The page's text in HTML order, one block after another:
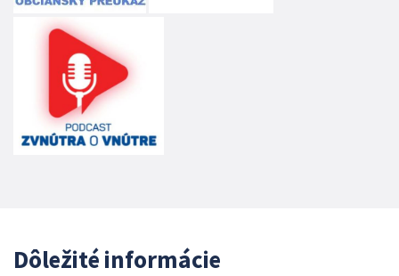
Dôležité informácie